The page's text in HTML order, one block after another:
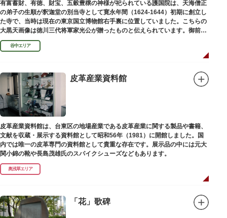
有富蓄財、有徳、財宝、五穀豊穣の神様が祀られている護国院は、天海僧正
の弟子の生順が釈迦堂の別当寺として寛永年間（1624-1644）初期に創立し
た寺で、当時は現在の東京国立博物館右手裏に位置していました。こちらの
大黒天画像は徳川三代将軍家光公が贈ったものと伝えられています。御前立
の大黒天木像は台東区文化財に指定されています。
谷中エリア
皮革産業資料館
皮革産業資料館は、台東区の地場産業である皮革産業に関する製品や書籍、
文献を収蔵・展示する資料館として昭和56年（1981）に開館しました。国
内では唯一の皮革専門の資料館として貴重な存在です。展示品の中には元大
関小錦の靴や長島茂雄氏のスパイクシューズなどもあります。
奥浅草エリア
「花」歌碑